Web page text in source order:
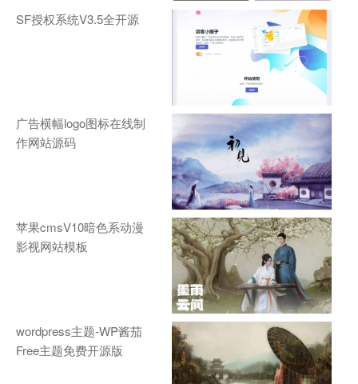
SF授权系统V3.5全开源
广告横幅logo图标在线制
作网站源码
苹果cmsV10暗色系动漫
影视网站模板
wordpress主题-WP酱茄
Free主题免费开源版